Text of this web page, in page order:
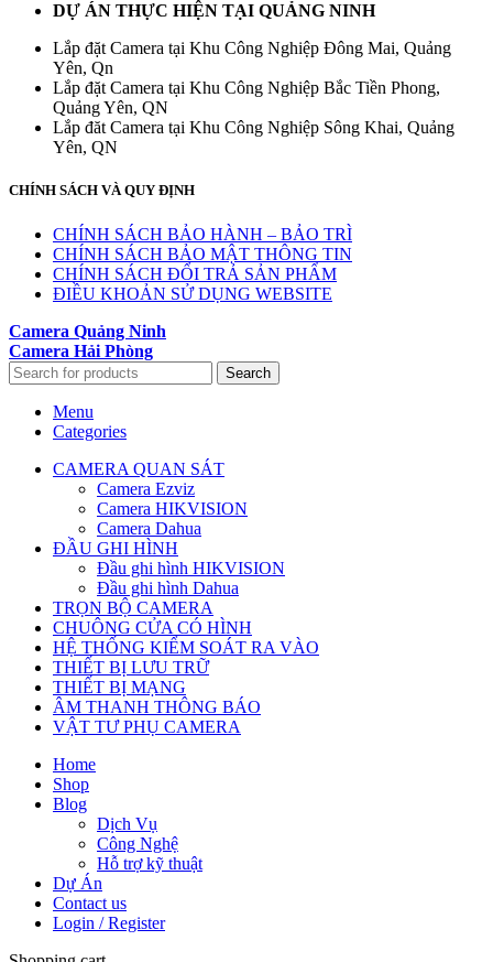
DỰ ÁN THỰC HIỆN TẠI QUẢNG NINH
Lắp đặt Camera tại Khu Công Nghiệp Đông Mai, Quảng
Yên, Qn
Lắp đặt Camera tại Khu Công Nghiệp Bắc Tiền Phong,
Quảng Yên, QN
Lắp đăt Camera tại Khu Công Nghiệp Sông Khai, Quảng
Yên, QN
CHÍNH SÁCH VÀ QUY ĐỊNH
CHÍNH SÁCH BẢO HÀNH – BẢO TRÌ
CHÍNH SÁCH BẢO MẬT THÔNG TIN
CHÍNH SÁCH ĐỔI TRẢ SẢN PHẨM
ĐIỀU KHOẢN SỬ DỤNG WEBSITE
Camera Quảng Ninh
Camera Hải Phòng
Search
Menu
Categories
CAMERA QUAN SÁT
Camera Ezviz
Camera HIKVISION
Camera Dahua
ĐẦU GHI HÌNH
Đầu ghi hình HIKVISION
Đầu ghi hình Dahua
TRỌN BỘ CAMERA
CHUÔNG CỬA CÓ HÌNH
HỆ THỐNG KIỂM SOÁT RA VÀO
THIẾT BỊ LƯU TRỮ
THIẾT BỊ MẠNG
ÂM THANH THÔNG BÁO
VẬT TƯ PHỤ CAMERA
Home
Shop
Blog
Dịch Vụ
Công Nghệ
Hỗ trợ kỹ thuật
Dự Án
Contact us
Login / Register